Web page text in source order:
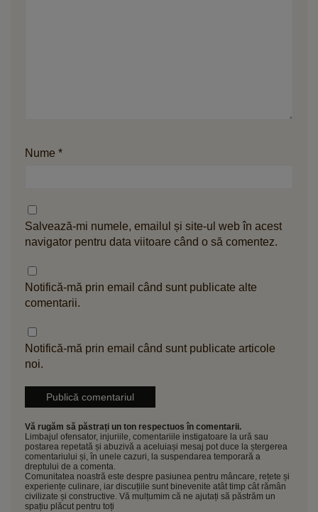
Nume *
Salvează-mi numele, emailul și site-ul web în acest
navigator pentru data viitoare când o să comentez.
Notifică-mă prin email când sunt publicate alte
comentarii.
Notifică-mă prin email când sunt publicate articole
noi.
Vă rugăm să păstrați un ton respectuos în comentarii.
Limbajul ofensator, injuriile, comentariile instigatoare la ură sau
postarea repetată și abuzivă a aceluiași mesaj pot duce la ștergerea
comentariului și, în unele cazuri, la suspendarea temporară a
dreptului de a comenta.
Comunitatea noastră este despre pasiunea pentru mâncare, rețete și
experiențe culinare, iar discuțiile sunt binevenite atât timp cât rămân
civilizate și constructive. Vă mulțumim că ne ajutați să păstrăm un
spațiu plăcut pentru toți